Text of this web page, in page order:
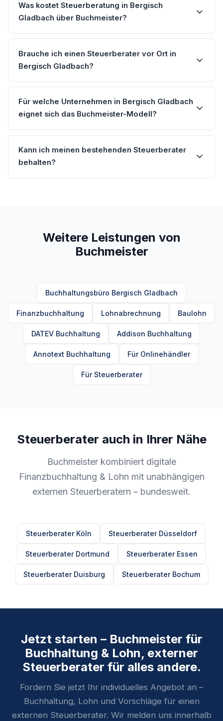
Was kostet Steuerberatung in Bergisch
Gladbach über Buchmeister?
Brauche ich einen Steuerberater vor Ort in
Bergisch Gladbach?
Für welche Unternehmen in Bergisch Gladbach
eignet sich das Buchmeister-Modell?
Kann ich meinen bestehenden Steuerberater
behalten?
Weitere Leistungen von
Buchmeister
Buchhaltungsbüro Bergisch Gladbach
Finanzbuchhaltung Lohnabrechnung Baulohn
DATEV Buchhaltung Addison Buchhaltung
Annotext Buchhaltung Für Onlinehändler
Für Steuerberater
Steuerberater auch in Ihrer Nähe
Buchmeister kombiniert digitale
Finanzbuchhaltung & Lohn mit unabhängigen
externen Steuerberatern – bundesweit.
Steuerberater Köln Steuerberater Düsseldorf
Steuerberater Dortmund Steuerberater Essen
Steuerberater Duisburg Steuerberater Bochum
Jetzt starten – Buchmeister für
Buchhaltung & Lohn, externer
Steuerberater für alles andere.
Fordern Sie jetzt Ihr individuelles Angebot an –
Buchhaltung, Lohn und Vorschläge für einen
externen Steuerberater. Wir melden uns innerhalb